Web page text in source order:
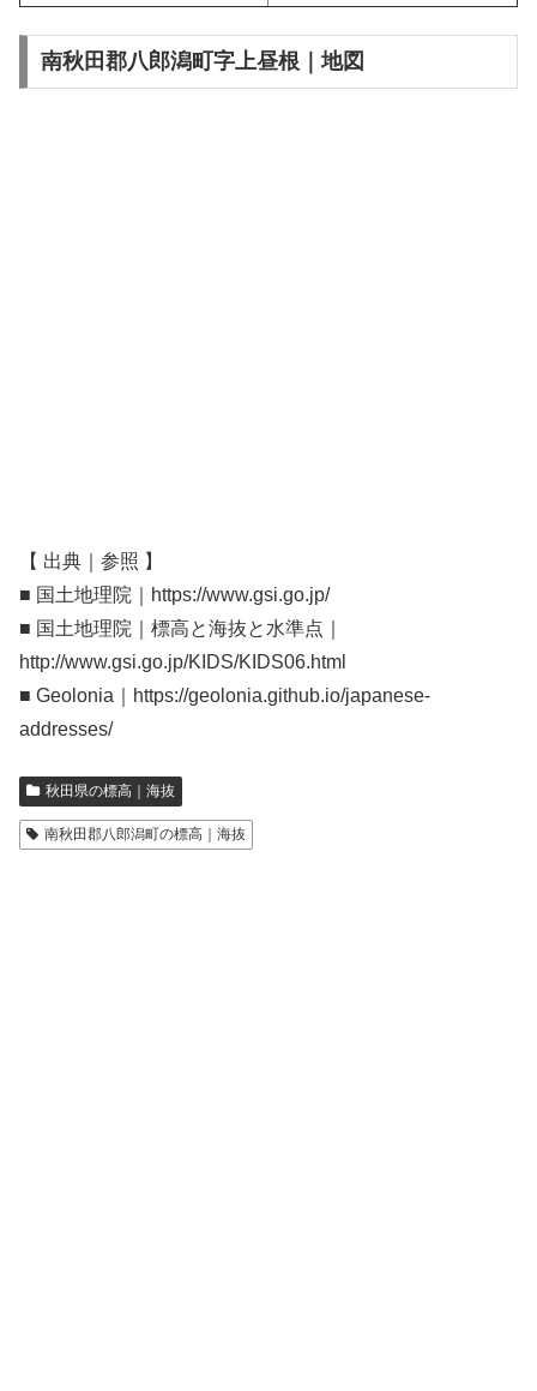
南秋田郡八郎潟町字上昼根｜地図
【 出典｜参照 】
■ 国土地理院｜https://www.gsi.go.jp/
■ 国土地理院｜標高と海抜と水準点｜
http://www.gsi.go.jp/KIDS/KIDS06.html
■ Geolonia｜https://geolonia.github.io/japanese-
addresses/
秋田県の標高｜海抜
南秋田郡八郎潟町の標高｜海抜